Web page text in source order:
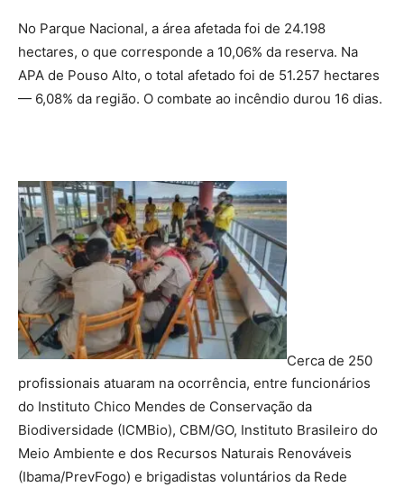
No Parque Nacional, a área afetada foi de 24.198
hectares, o que corresponde a 10,06% da reserva. Na
APA de Pouso Alto, o total afetado foi de 51.257 hectares
— 6,08% da região. O combate ao incêndio durou 16 dias.
Cerca de 250
profissionais atuaram na ocorrência, entre funcionários
do Instituto Chico Mendes de Conservação da
Biodiversidade (ICMBio), CBM/GO, Instituto Brasileiro do
Meio Ambiente e dos Recursos Naturais Renováveis
(Ibama/PrevFogo) e brigadistas voluntários da Rede